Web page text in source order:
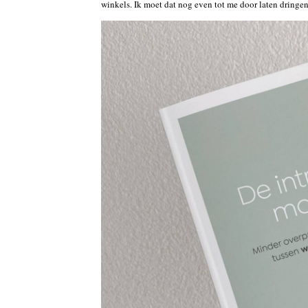
winkels. Ik moet dat nog even tot me door laten